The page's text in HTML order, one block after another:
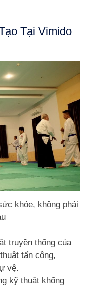
Tại Vimido
khỏe, không phải
truyền thống của
tấn công,
vệ.
kỹ thuật khống